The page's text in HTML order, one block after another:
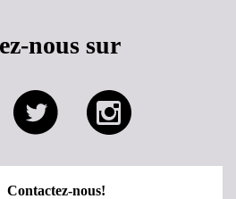
nous sur
Contactez-nous!